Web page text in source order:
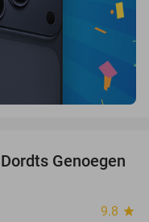
31%
Genoegen
9.8 star